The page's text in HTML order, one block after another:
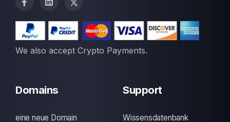
We also accept Crypto Payments.
Domains
eine neue Domain
Support
Wissensdatenbank